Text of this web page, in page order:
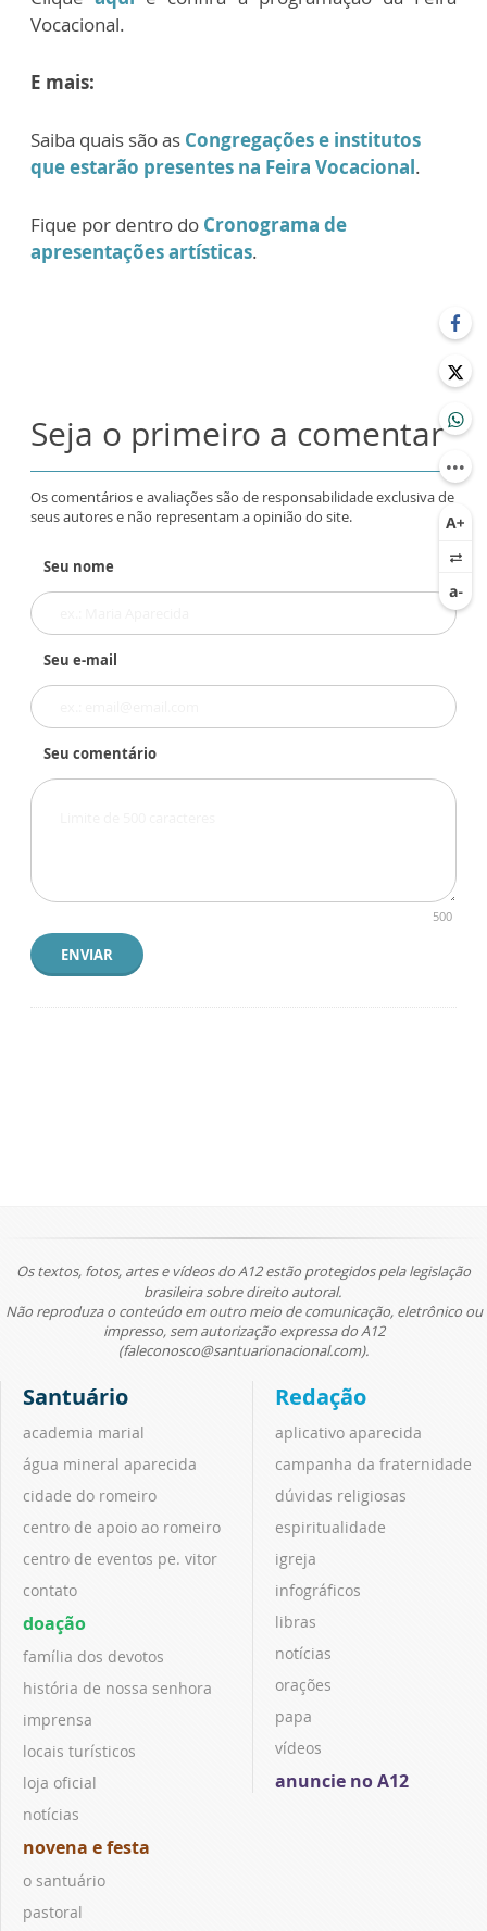
Vocacional.
E mais:
Saiba quais são as Congregações e institutos
que estarão presentes na Feira Vocacional.
Fique por dentro do Cronograma de
apresentações artísticas.
Seja o primeiro a comentar
Os comentários e avaliações são de responsabilidade exclusiva de
seus autores e não representam a opinião do site.
Seu nome
Seu e-mail
Seu comentário
500
ENVIAR
Os textos, fotos, artes e vídeos do A12 estão protegidos pela legislação
brasileira sobre direito autoral.
Não reproduza o conteúdo em outro meio de comunicação, eletrônico ou
impresso, sem autorização expressa do A12
(faleconosco@santuarionacional.com).
Santuário
academia marial
água mineral aparecida
cidade do romeiro
centro de apoio ao romeiro
centro de eventos pe. vitor
contato
doação
família dos devotos
história de nossa senhora
imprensa
locais turísticos
loja oficial
notícias
novena e festa
o santuário
pastoral
Redação
aplicativo aparecida
campanha da fraternidade
dúvidas religiosas
espiritualidade
igreja
infográficos
libras
notícias
orações
papa
vídeos
anuncie no A12